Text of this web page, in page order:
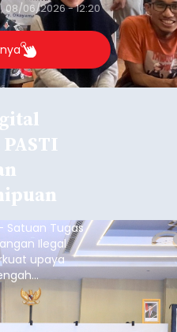
08/06/2026 - 12:20
Satuan Tugas
Ilegal
upaya
digital yang